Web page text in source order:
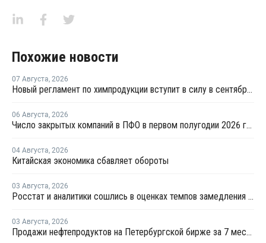
Похожие новости
07 Августа, 2026
Новый регламент по химпродукции вступит в силу в сентябре 2027 года
06 Августа, 2026
Число закрытых компаний в ПФО в первом полугодии 2026 года вдвое превысило число новых
04 Августа, 2026
Китайская экономика сбавляет обороты
03 Августа, 2026
Росстат и аналитики сошлись в оценках темпов замедления экономики
03 Августа, 2026
Продажи нефтепродуктов на Петербургской бирже за 7 месяцев снизились на 11,2%, в июле – на 35,6%